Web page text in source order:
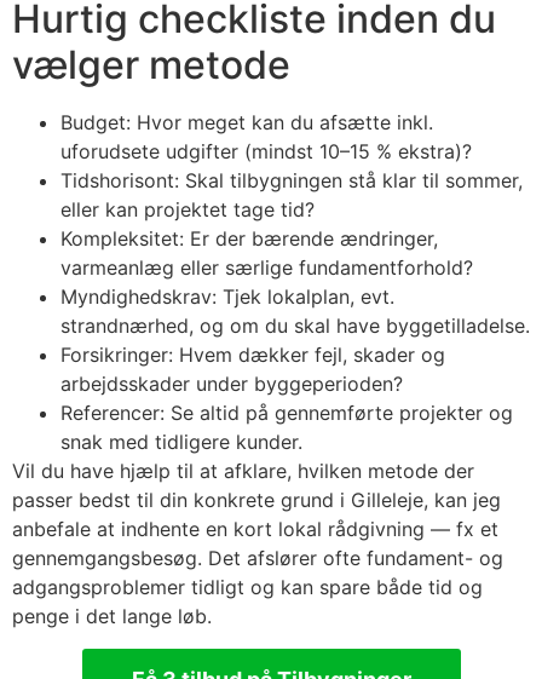
Hurtig checkliste inden du
vælger metode
Budget: Hvor meget kan du afsætte inkl.
uforudsete udgifter (mindst 10–15 % ekstra)?
Tidshorisont: Skal tilbygningen stå klar til sommer,
eller kan projektet tage tid?
Kompleksitet: Er der bærende ændringer,
varmeanlæg eller særlige fundamentforhold?
Myndighedskrav: Tjek lokalplan, evt.
strandnærhed, og om du skal have byggetilladelse.
Forsikringer: Hvem dækker fejl, skader og
arbejdsskader under byggeperioden?
Referencer: Se altid på gennemførte projekter og
snak med tidligere kunder.
Vil du have hjælp til at afklare, hvilken metode der
passer bedst til din konkrete grund i Gilleleje, kan jeg
anbefale at indhente en kort lokal rådgivning — fx et
gennemgangsbesøg. Det afslører ofte fundament- og
adgangsproblemer tidligt og kan spare både tid og
penge i det lange løb.